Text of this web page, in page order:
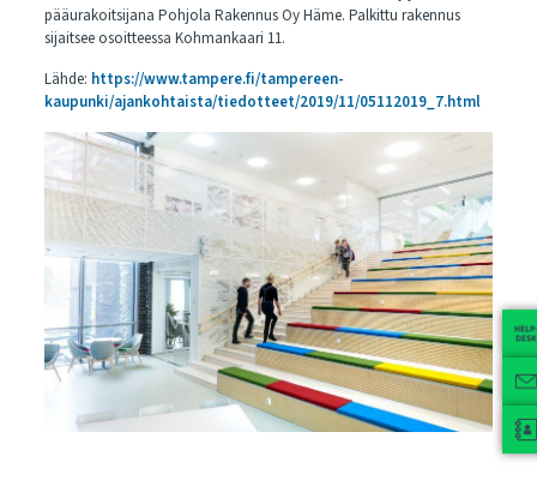
pääurakoitsijana Pohjola Rakennus Oy Häme. Palkittu rakennus
sijaitsee osoitteessa Kohmankaari 11.
Lähde: https://www.tampere.fi/tampereen-
kaupunki/ajankohtaista/tiedotteet/2019/11/05112019_7.html